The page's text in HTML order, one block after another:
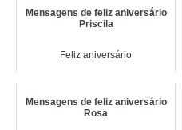
Mensagens de feliz aniversário
Priscila
Feliz aniversário
Mensagens de feliz aniversário
Rosa